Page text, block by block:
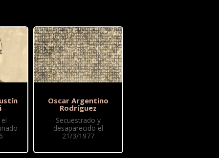
Oscar Argentino
Rodríguez
Secuestrado y
desaparecido el
21/3/1977